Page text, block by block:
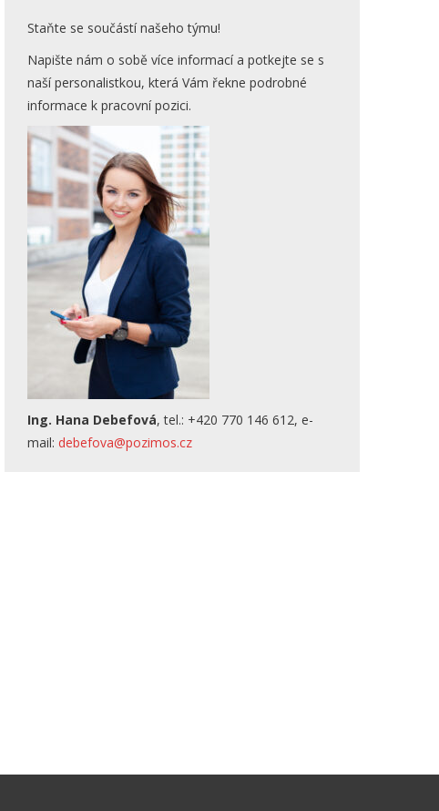
Staňte se součástí našeho týmu!
Napište nám o sobě více informací a potkejte se s
naší personalistkou, která Vám řekne podrobné
informace k pracovní pozici.
Ing. Hana Debefová, tel.: +420 770 146 612, e-
mail: debefova@pozimos.cz